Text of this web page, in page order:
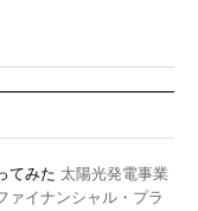
てみた 太陽光発電事業
ァイナンシャル・プラ